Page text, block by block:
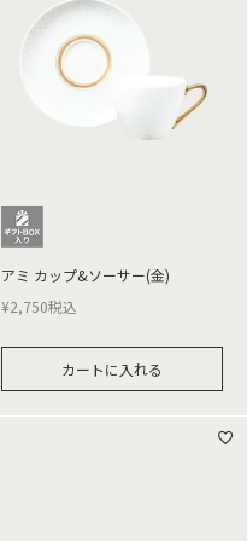
アミ カップ&ソーサー(金)
¥2,750税込
カートに入れる